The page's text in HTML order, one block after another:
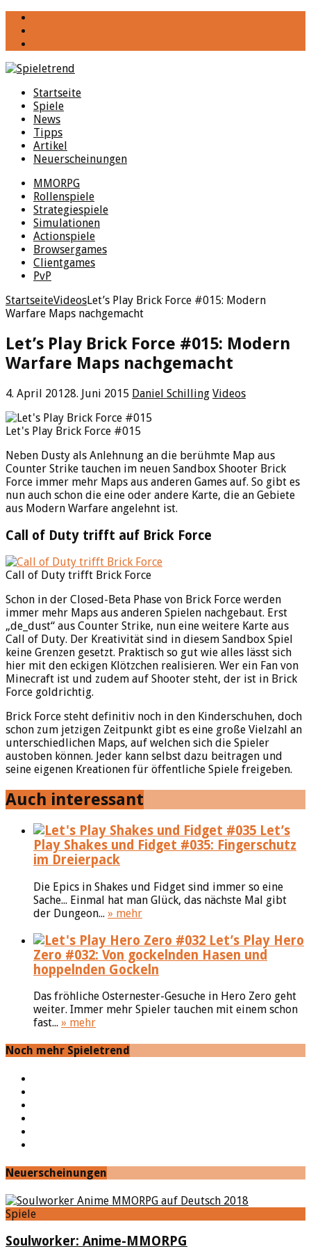
Startseite
Spiele
News
Tipps
Artikel
Neuerscheinungen
MMORPG
Rollenspiele
Strategiespiele
Simulationen
Actionspiele
Browsergames
Clientgames
PvP
StartseiteVideosLet’s Play Brick Force #015: Modern
Warfare Maps nachgemacht
Let’s Play Brick Force #015: Modern
Warfare Maps nachgemacht
4. April 20128. Juni 2015 Daniel Schilling Videos
Let's Play Brick Force #015
Neben Dusty als Anlehnung an die berühmte Map aus
Counter Strike tauchen im neuen Sandbox Shooter Brick
Force immer mehr Maps aus anderen Games auf. So gibt es
nun auch schon die eine oder andere Karte, die an Gebiete
aus Modern Warfare angelehnt ist.
Call of Duty trifft auf Brick Force
Call of Duty trifft Brick Force
Schon in der Closed-Beta Phase von Brick Force werden
immer mehr Maps aus anderen Spielen nachgebaut. Erst
„de_dust“ aus Counter Strike, nun eine weitere Karte aus
Call of Duty. Der Kreativität sind in diesem Sandbox Spiel
keine Grenzen gesetzt. Praktisch so gut wie alles lässt sich
hier mit den eckigen Klötzchen realisieren. Wer ein Fan von
Minecraft ist und zudem auf Shooter steht, der ist in Brick
Force goldrichtig.
Brick Force steht definitiv noch in den Kinderschuhen, doch
schon zum jetzigen Zeitpunkt gibt es eine große Vielzahl an
unterschiedlichen Maps, auf welchen sich die Spieler
austoben können. Jeder kann selbst dazu beitragen und
seine eigenen Kreationen für öffentliche Spiele freigeben.
Auch interessant
Let’s
Play Shakes und Fidget #035: Fingerschutz
im Dreierpack
Die Epics in Shakes und Fidget sind immer so eine
Sache... Einmal hat man Glück, das nächste Mal gibt
der Dungeon... » mehr
Let’s Play Hero
Zero #032: Von gockelnden Hasen und
hoppelnden Gockeln
Das fröhliche Osternester-Gesuche in Hero Zero geht
weiter. Immer mehr Spieler tauchen mit einem schon
fast... » mehr
Noch mehr Spieletrend
Neuerscheinungen
Spiele
Soulworker: Anime-MMORPG